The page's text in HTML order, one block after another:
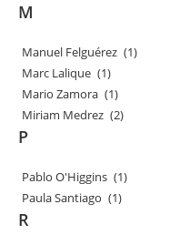
M
Manuel Felguérez (1)
Marc Lalique (1)
Mario Zamora (1)
Miriam Medrez (2)
P
Pablo O'Higgins (1)
Paula Santiago (1)
R